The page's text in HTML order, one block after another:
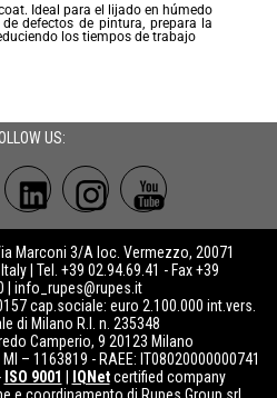
Ideal para el lijado en húmedo
defectos de pintura, prepara la
los tiempos de trabajo
US:
Marconi 3/A loc. Vermezzo, 20071
| Tel. +39 02.94.69.41 - Fax +39
info_rupes@rupes.it
cap.sociale: euro 2.100.000 int.vers.
di Milano R.I. n. 235348
Camperio, 9 20123 Milano
– 1163819 - RAEE: IT08020000000741
ISO 9001 IQNetcertified company